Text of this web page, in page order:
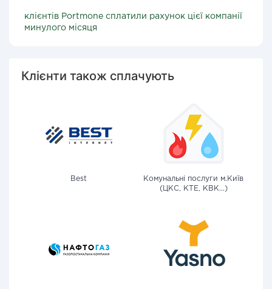
клієнтів Portmone сплатили рахунок цієї компанії
минулого місяця
Клієнти також сплачують
Best
Комунальні послуги м.Київ
(ЦКС, КТЕ, КВК...)